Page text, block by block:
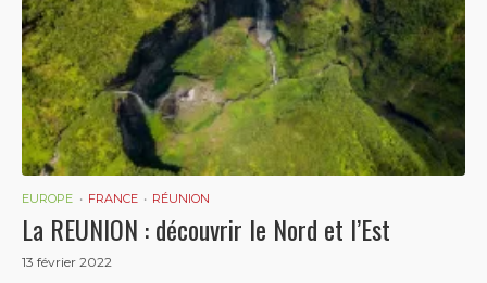
EUROPE FRANCE RÉUNION
La REUNION : découvrir le Nord et l’Est
13 février 2022